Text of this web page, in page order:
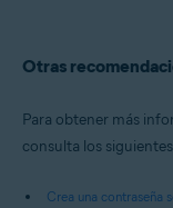
Otras
Para obtener más
consulta los
Crea una contraseña